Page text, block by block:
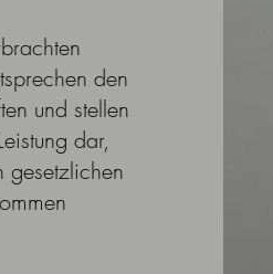
den
und stellen
dar,
gesetzlichen